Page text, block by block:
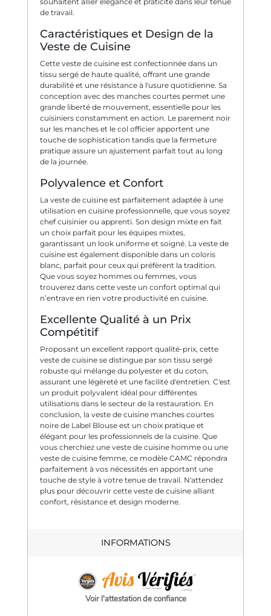
de travail.
Caractéristiques et Design de la
Veste de Cuisine
Cette veste de cuisine est confectionnée dans un
tissu sergé de haute qualité, offrant une grande
durabilité et une résistance à l'usure quotidienne. Sa
conception avec des manches courtes permet une
grande liberté de mouvement, essentielle pour les
cuisiniers constamment en action. Le parement noir
sur les manches et le col officier apportent une
touche de sophistication tandis que la fermeture
pratique assure un ajustement parfait tout au long
de la journée.
Polyvalence et Confort
La veste de cuisine est parfaitement adaptée à une
utilisation en cuisine professionnelle, que vous soyez
chef cuisinier ou apprenti. Son design mixte en fait
un choix parfait pour les équipes mixtes,
garantissant un look uniforme et soigné. La veste de
cuisine est également disponible dans un coloris
blanc, parfait pour ceux qui préfèrent la tradition.
Que vous soyez hommes ou femmes, vous
trouverez dans cette veste un confort optimal qui
n’entrave en rien votre productivité en cuisine.
Excellente Qualité à un Prix
Compétitif
Proposant un excellent rapport qualité-prix, cette
veste de cuisine se distingue par son tissu sergé
robuste qui mélange du polyester et du coton,
assurant une légèreté et une facilité d'entretien. C'est
un produit polyvalent idéal pour différentes
utilisations dans le secteur de la restauration. En
conclusion, la veste de cuisine manches courtes
noire de Label Blouse est un choix pratique et
élégant pour les professionnels de la cuisine. Que
vous cherchiez une veste de cuisine homme ou une
veste de cuisine femme, ce modèle CAMC répondra
parfaitement à vos nécessités en apportant une
touche de style à votre tenue de travail. N'attendez
plus pour découvrir cette veste de cuisine alliant
confort, résistance et design moderne.
INFORMATIONS
Voir l'attestation de confiance